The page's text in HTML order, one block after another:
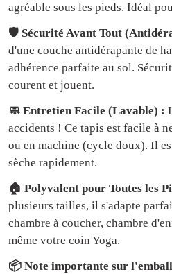
agréable sous les pieds. Idéal
🛡️ Sécurité Avant Tout
d'une couche antidérapante de
adhérence parfaite au sol.
courent et jouent.
🧼 Entretien Facile (Lavable) :
accidents ! Ce tapis est facile à
ou en machine (cycle doux). Il
sèche rapidement.
🏠 Polyvalent pour Toutes les
plusieurs tailles, il s'adapte
chambre à coucher, chambre
même votre coin Yoga.
📦 Note importante sur